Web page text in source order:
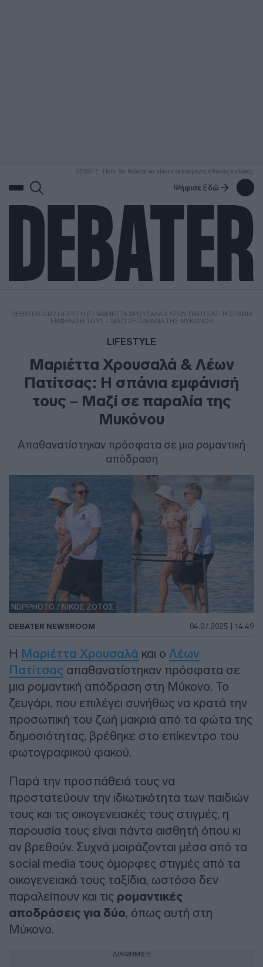
DEBATE: Πότε θα θέλατε να γίνουν οι επόμενες εθνικές εκλογές;
Ψήφισε Εδώ
DEBATER.GR / LIFESTYLE / ΜΑΡΙΈΤΤΑ ΧΡΟΥΣΑΛΆ & ΛΈΩΝ ΠΑΤΊΤΣΑΣ: Η ΣΠΆΝΙΑ
ΕΜΦΆΝΙΣΉ ΤΟΥΣ – ΜΑΖΊ ΣΕ ΠΑΡΑΛΊΑ ΤΗΣ ΜΥΚΌΝΟΥ
LIFESTYLE
Μαριέττα Χρουσαλά & Λέων
Πατίτσας: Η σπάνια εμφάνισή
τους – Μαζί σε παραλία της
Μυκόνου
Απαθανατίστηκαν πρόσφατα σε μια ρομαντική
απόδραση
NDPPHOTO / ΝΙΚΟΣ ΖΟΤΟΣ
DEBATER NEWSROOM 04.07.2025 | 14:49
Η Μαριέττα Χρουσαλά και ο Λέων
Πατίτσας απαθανατίστηκαν πρόσφατα σε
μια ρομαντική απόδραση στη Μύκονο. Το
ζευγάρι, που επιλέγει συνήθως να κρατά την
προσωπική του ζωή μακριά από τα φώτα της
δημοσιότητας, βρέθηκε στο επίκεντρο του
φωτογραφικού φακού.
Παρά την προσπάθειά τους να
προστατεύουν την ιδιωτικότητα των παιδιών
τους και τις οικογενειακές τους στιγμές, η
παρουσία τους είναι πάντα αισθητή όπου κι
αν βρεθούν. Συχνά μοιράζονται μέσα από τα
social media τους όμορφες στιγμές από τα
οικογενειακά τους ταξίδια, ωστόσο δεν
παραλείπουν και τις ρομαντικές
αποδράσεις για δύο, όπως αυτή στη
Μύκονο.
ΔΙΑΦΗΜΙΣΗ